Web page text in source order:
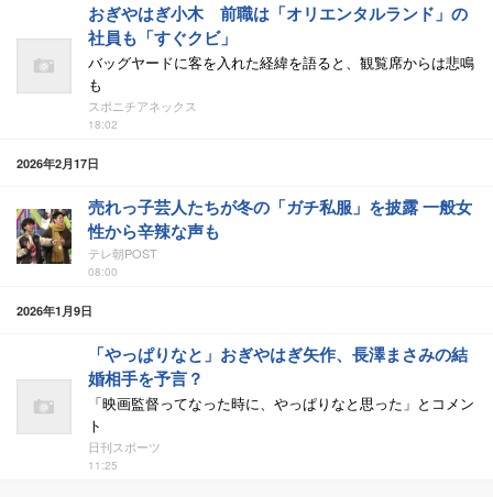
おぎやはぎ小木 前職は「オリエンタルランド」の
社員も「すぐクビ」
バッグヤードに客を入れた経緯を語ると、観覧席からは悲鳴
も
スポニチアネックス
18:02
2026年2月17日
売れっ子芸人たちが冬の「ガチ私服」を披露 一般女
性から辛辣な声も
テレ朝POST
08:00
2026年1月9日
「やっぱりなと」おぎやはぎ矢作、長澤まさみの結
婚相手を予言？
「映画監督ってなった時に、やっぱりなと思った」とコメン
ト
日刊スポーツ
11:25